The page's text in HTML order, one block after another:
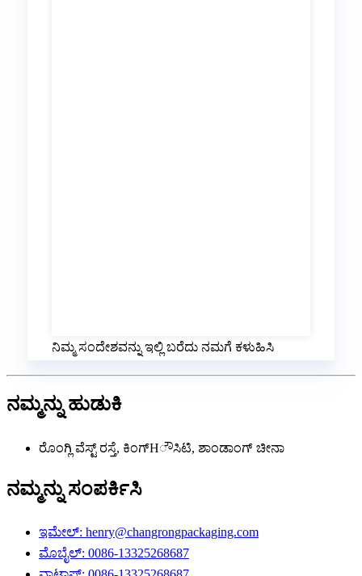
ನಿಮ್ಮ ಸಂದೇಶವನ್ನು ಇಲ್ಲಿ ಬರೆದು ನಮಗೆ ಕಳುಹಿಸಿ
ನಮ್ಮನ್ನು ಹುಡುಕಿ
ರೊಂಗ್ಲಿ ವೆಸ್ಟ್ ರಸ್ತೆ, ಕಿಂಗ್‌Hೌಸಿಟಿ, ಶಾಂಡಾಂಗ್ ಚೀನಾ
ನಮ್ಮನ್ನು ಸಂಪರ್ಕಿಸಿ
ಇಮೇಲ್: henry@changrongpackaging.com
ಮೊಬೈಲ್: 0086-13325268687